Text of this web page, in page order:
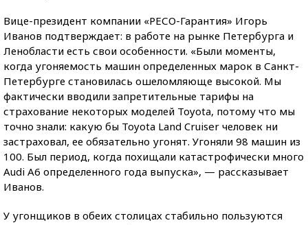
Вице-президент компании «РЕСО-Гарантия» Игорь
Иванов подтверждает: в работе на рынке Петербурга и
Ленобласти есть свои особенности. «Были моменты,
когда угоняемость машин определенных марок в Санкт-
Петербурге становилась ошеломляюще высокой. Мы
фактически вводили запретительные тарифы на
страхование некоторых моделей Toyota, потому что мы
точно знали: какую бы Toyota Land Cruiser человек ни
застраховал, ее обязательно угонят. Угоняли 98 машин из
100. Был период, когда похищали катастрофически много
Audi А6 определенного года выпуска», — рассказывает
Иванов.
У угонщиков в обеих столицах стабильно пользуются